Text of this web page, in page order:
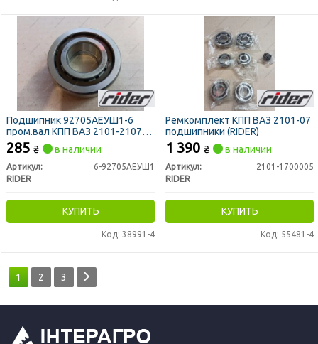
Подшипник 92705АЕУШ1-6
пром.вал КПП ВАЗ 2101-2107
(RIDER)
285 ₴ в наличии
Артикул:
6-92705АЕУШ1
RIDER
КУПИТЬ
Код: 38991-4
Ремкомплект КПП ВАЗ 2101-07
подшипники (RIDER)
1 390 ₴ в наличии
Артикул:
2101-1700005
RIDER
КУПИТЬ
Код: 55481-4
1 2 3